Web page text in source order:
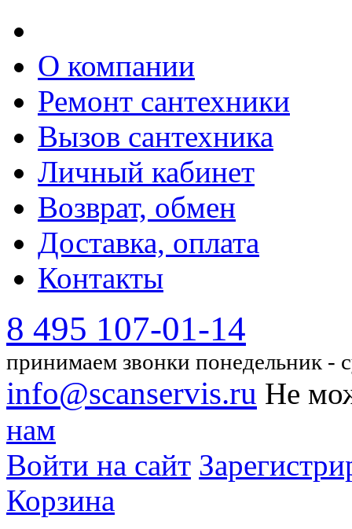
О компании
Ремонт сантехники
Вызов сантехника
Личный кабинет
Возврат, обмен
Доставка, оплата
Контакты
8 495 107-01-14
принимаем звонки понедельник -
info@scanservis.ru Не
нам
Войти на сайт
Корзина